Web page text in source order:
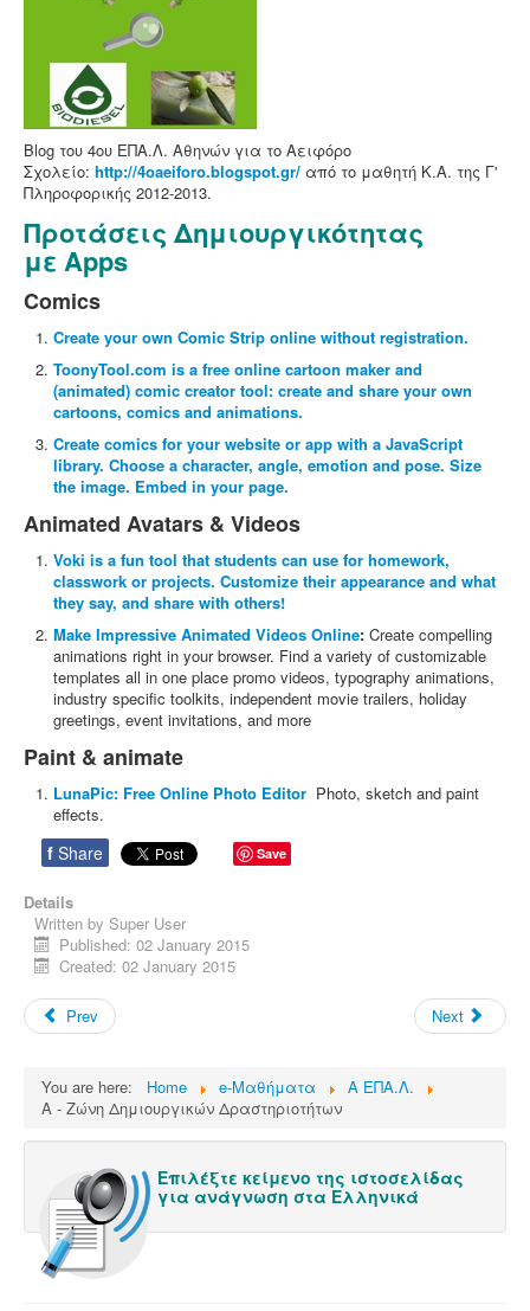
Blog του 4ου ΕΠΑ.Λ. Αθηνών για το Αειφόρο
Σχολείο: http://4oaeiforo.blogspot.gr/ από το μαθητή Κ.Α. της Γ'
Πληροφορικής 2012-2013.
Προτάσεις Δημιουργικότητας
με Apps
Comics
Create your own Comic Strip online without registration.
ToonyTool.com is a free online cartoon maker and
(animated) comic creator tool: create and share your own
cartoons, comics and animations.
Create comics for your website or app with a JavaScript
library. Choose a character, angle, emotion and pose. Size
the image. Embed in your page.
Animated Avatars & Videos
Voki is a fun tool that students can use for homework,
classwork or projects. Customize their appearance and what
they say, and share with others!
Make Impressive Animated Videos Online: Create compelling
animations right in your browser. Find a variety of customizable
templates all in one place promo videos, typography animations,
industry specific toolkits, independent movie trailers, holiday
greetings, event invitations, and more
Paint & animate
LunaPic: Free Online Photo Editor Photo, sketch and paint
effects.
f Share Save
Details
Written by Super User
Published: 02 January 2015
Created: 02 January 2015
Prev Next
You are here: Home e-Μαθήματα
Α ΕΠΑ.Λ.
Α - Ζώνη Δημιουργικών Δραστηριοτήτων
Επιλέξτε κείμενο της ιστοσελίδας
για ανάγνωση στα Ελληνικά